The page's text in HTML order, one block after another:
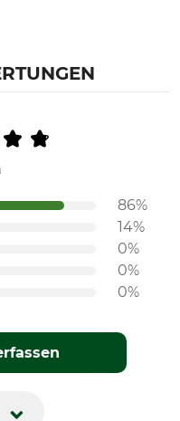
86%
14%
0%
0%
0%